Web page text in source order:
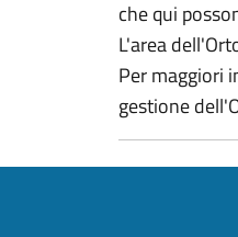
che qui
L'area
Permaggiori
gestione